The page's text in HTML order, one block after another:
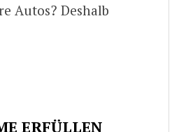
Autos? Deshalb
ERFÜLLEN